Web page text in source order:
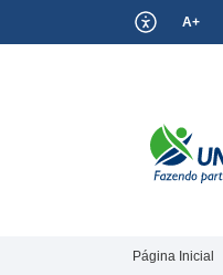
A+
Página Inicial